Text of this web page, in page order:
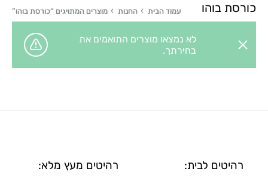
כורסת בוהו עמוד הבית החנות מוצרים המתויגים “כורסת בוהו”
לא נמצאו מוצרים התואמים את
בחירתך.
רהיטים לבית: רהיטים מעץ מלא: